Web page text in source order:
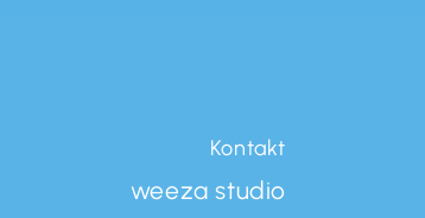
Kontakt
weeza studio